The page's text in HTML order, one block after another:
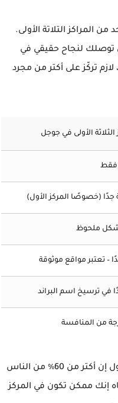
المراكز التلاتة الأولى.
توصلك لنجاح حقيقي في
تركّز على أكتر من مجرد
الثلاثة الأولى في جوجل
جدًا (خصوصًا المركز الأول)
ملحوظ
– تعتبر مواقع موثوقة
في ترسيخ اسم البراند
من المنافسة
المراكز التلاتة الأولى في جوجل مش بياخدهم غير اللي لعبها صح الدراسات بتقول إن أكتر من 60٪ من الناس
إنك ممكن تكون في المركز